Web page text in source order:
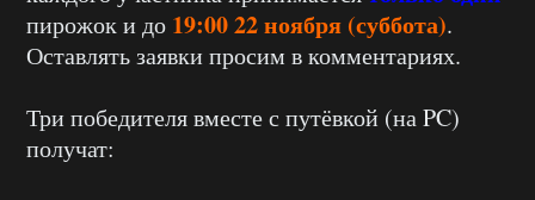
пирожок и до 19:00 22 ноября (суббота).
Оставлять заявки просим в комментариях.
Три победителя вместе с путёвкой (на PC)
получат: